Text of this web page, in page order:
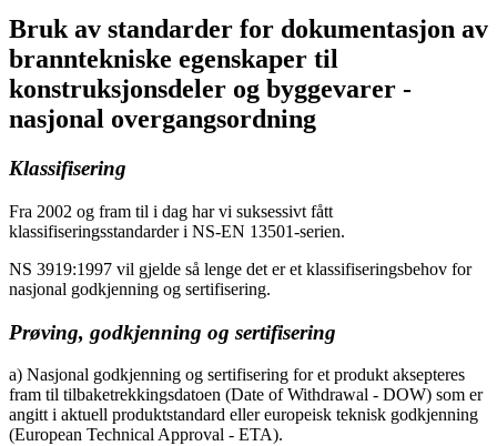
Bruk av standarder for dokumentasjon av
branntekniske egenskaper til
konstruksjonsdeler og byggevarer -
nasjonal overgangsordning
Klassifisering
Fra 2002 og fram til i dag har vi suksessivt fått
klassifiseringsstandarder i NS-EN 13501-serien.
NS 3919:1997 vil gjelde så lenge det er et klassifiseringsbehov for
nasjonal godkjenning og sertifisering.
Prøving, godkjenning og sertifisering
a) Nasjonal godkjenning og sertifisering for et produkt aksepteres
fram til tilbaketrekkingsdatoen (Date of Withdrawal - DOW) som er
angitt i aktuell produktstandard eller europeisk teknisk godkjenning
(European Technical Approval - ETA).